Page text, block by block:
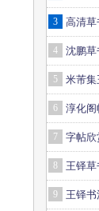
3 高清草
4 沈鹏草
5 米芾集
6 淳化阁
7 字帖欣
8 王铎
9 王铎书